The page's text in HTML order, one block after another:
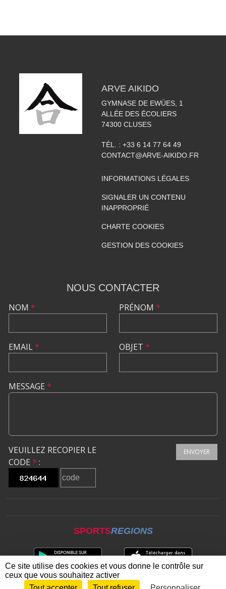
ARVE AIKIDO
GYMNASE DE EWÜES, 1
ALLÉE DES ÉCOLIERS
74300 CLUSES
TÉL. : +33 6 14 77 64 49
CONTACT@ARVE-AIKIDO.FR
INFORMATIONS LÉGALES
SIGNALER UN CONTENU
INAPPROPRIÉ
CHARTE COOKIES
GESTION DES COOKIES
NOUS CONTACTER
NOM *
EMAIL*
PRÉNOM *
OBJET *
MESSAGE *
VEUILLEZ RECOPIER LE
CODE * :
ENVOYER
SPORTSREGIONS
Ce site utilise des cookies et vous donne le contrôle sur
ceux que vous souhaitez activer